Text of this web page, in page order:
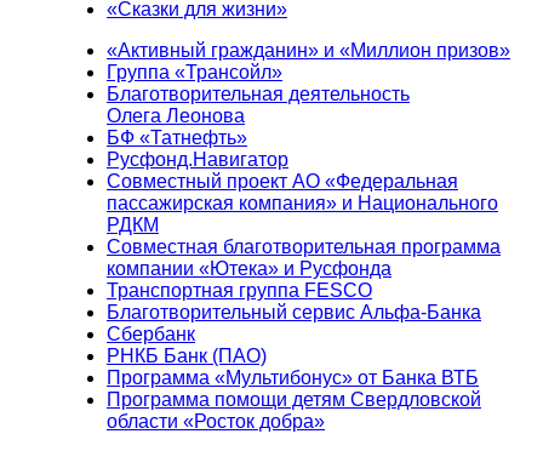
«Сказки для жизни»
«Активный гражданин» и «Миллион призов»
Группа «Трансойл»
Благотворительная деятельность
Олега Леонова
БФ «Татнефть»
Русфонд.Навигатор
Совместный проект АО «Федеральная
пассажирская компания» и Национального
РДКМ
Совместная благотворительная программа
компании «Ютека» и Русфонда
Транспортная группа FESCO
Благотворительный сервис Альфа-Банка
Сбербанк
РНКБ Банк (ПАО)
Программа «Мультибонус» от Банка ВТБ
Программа помощи детям Свердловской
области «Росток добра»